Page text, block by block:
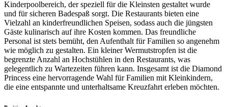
Kinderpoolbereich, der speziell für die Kleinsten gestaltet wurde
und für sicheren Badespaß sorgt. Die Restaurants bieten eine
Vielzahl an kinderfreundlichen Speisen, sodass auch die jüngsten
Gäste kulinarisch auf ihre Kosten kommen. Das freundliche
Personal ist stets bemüht, den Aufenthalt für Familien so angenehm
wie möglich zu gestalten. Ein kleiner Wermutstropfen ist die
begrenzte Anzahl an Hochstühlen in den Restaurants, was
gelegentlich zu Wartezeiten führen kann. Insgesamt ist die Diamond
Princess eine hervorragende Wahl für Familien mit Kleinkindern,
die eine entspannte und unterhaltsame Kreuzfahrt erleben möchten.